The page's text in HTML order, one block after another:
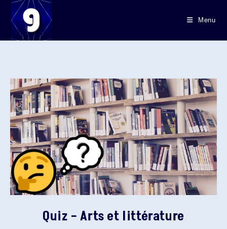
Skip
content
Menu
Quiz – Arts et littérature